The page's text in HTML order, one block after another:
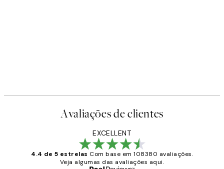
Avaliações de clientes
EXCELLENT
4.4 de 5 estrelas Com base em 108380 avaliações.
Veja algumas das avaliações aqui.